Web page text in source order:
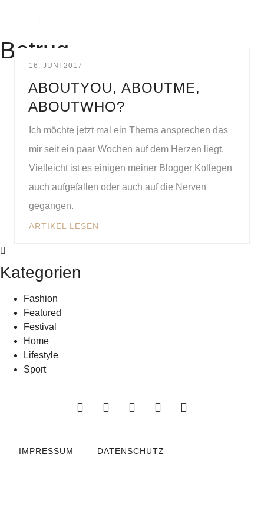
Betrug
16. JUNI 2017
ABOUTYOU, ABOUTME,
ABOUTWHO?
Ich möchte jetzt mal ein Thema ansprechen das
mir seit ein paar Wochen auf dem Herzen liegt.
Vielleicht ist es einigen meiner Blogger Kollegen
auch aufgefallen oder auch auf die Nerven
gegangen.
ARTIKEL LESEN
Kategorien
Fashion
Featured
Festival
Home
Lifestyle
Sport
IMPRESSUM DATENSCHUTZ